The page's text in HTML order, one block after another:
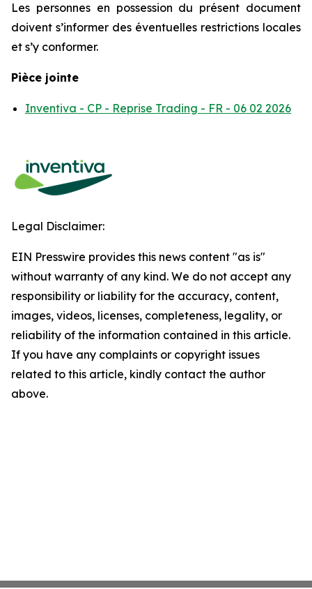
Les personnes en possession du présent document
doivent s’informer des éventuelles restrictions locales
et s’y conformer.
Pièce jointe
Inventiva - CP - Reprise Trading - FR - 06 02 2026
Legal Disclaimer:
EIN Presswire provides this news content "as is"
without warranty of any kind. We do not accept any
responsibility or liability for the accuracy, content,
images, videos, licenses, completeness, legality, or
reliability of the information contained in this article.
If you have any complaints or copyright issues
related to this article, kindly contact the author
above.